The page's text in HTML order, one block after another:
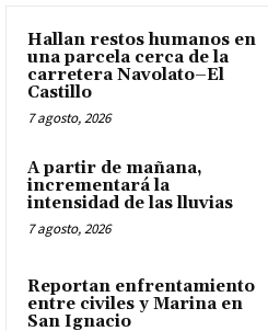
Hallan restos humanos en
una parcela cerca de la
carretera Navolato–El
Castillo
7 agosto, 2026
A partir de mañana,
incrementará la
intensidad de las lluvias
7 agosto, 2026
Reportan enfrentamiento
entre civiles y Marina en
San Ignacio